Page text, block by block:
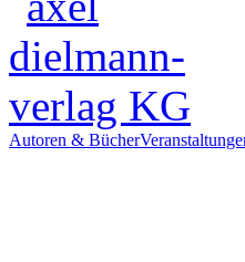
Autoren & Bücher